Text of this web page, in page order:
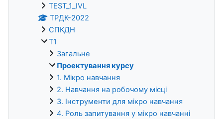
TEST_1_IVL
ТРДК-2022
СПКДН
Т1
Загальне
Проектування курсу
1. Мікро навчання
2. Навчання на робочому місці
3. Інструменти для мікро навчання
4. Роль запитування у мікро навчанні